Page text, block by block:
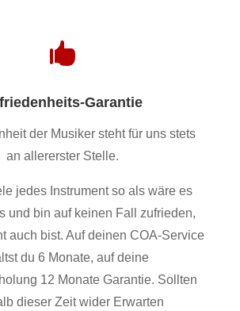

Garantie
der Musiker steht für uns stets
an allererster Stelle.
jedes Instrument so als wäre es
und bin auf keinen Fall zufrieden,
auch bist. Auf deinen COA-Service
du 6 Monate, auf deine
12 Monate Garantie. Sollten
dieser Zeit wider Erwarten